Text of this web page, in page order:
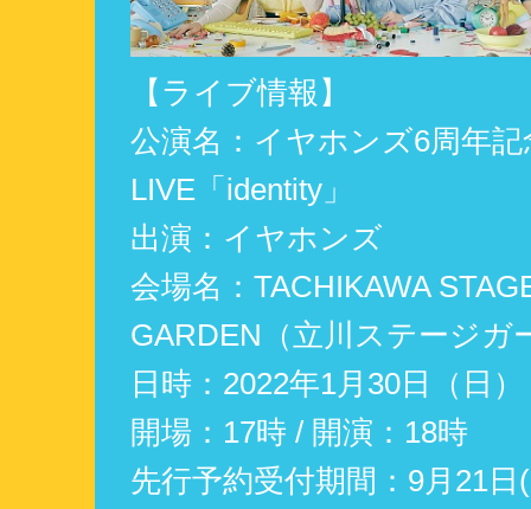
【ライブ情報】
公演名：イヤホンズ6周年記
LIVE「identity」
出演：イヤホンズ
会場名：TACHIKAWA
GARDEN（立川ステージガ
日時：2022年1月30日（日）
開場：17時 / 開演：18時
先行予約受付期間：9月21日